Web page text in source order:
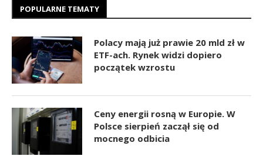
POPULARNE TEMATY
Polacy mają już prawie 20 mld zł w
ETF-ach. Rynek widzi dopiero
początek wzrostu
Ceny energii rosną w Europie. W
Polsce sierpień zaczął się od
mocnego odbicia